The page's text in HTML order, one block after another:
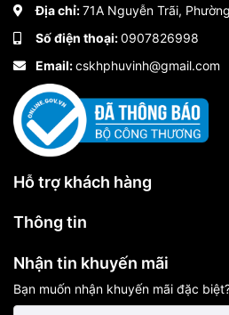
LED dây sẽ ít tốn điện hơn
kiệm điện hơn
LED dây có phủ keo bảo vệ bề
bền hơn khi sử dụng lâu dài
thông minh
LED dây có thể uống công sẽ
dán những bậc thang cong
dưới cùng sẽ được bên đá
nên sử dụng LED dây sẽ tối
Đèn LED cho cầu thang không
chói mắt khi bước vào cầu
sáng mạnh nên sẽ tốn điện
Địa chỉ:71A Nguyễn Trãi,
Số điện thoại:0907826998
Email:cskhphuvinh@gmail.com
Hỗ trợ khách hàng
Thông tin
Nhận tin khuyến mãi
Bạn muốn nhận khuyến mãi đặc